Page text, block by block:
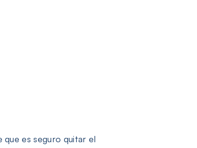
es seguro quitar el